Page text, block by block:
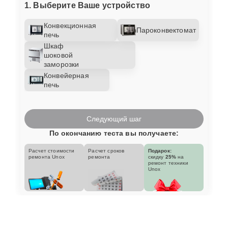
1. Выберите Ваше устройство
Конвекционная
печь
Пароконвектомат
Шкаф
шоковой
заморозки
Конвейерная
печь
Следующий шаг
По окончанию теста вы получаете:
Расчет стоимости
ремонта Unox
Расчет сроков
ремонта
Подарок:
скидку 25% на
ремонт техники
Unox